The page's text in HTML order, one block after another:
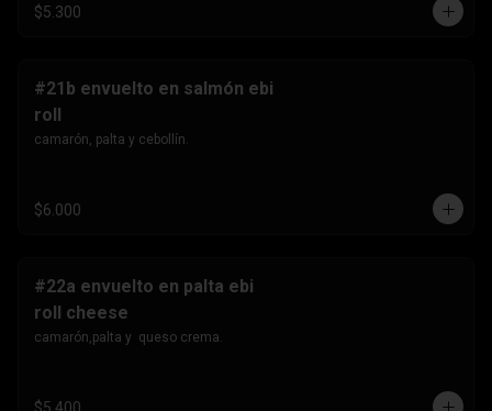
$5.300
#21b envuelto en salmón ebi
roll
camarón, palta y cebollín.
$6.000
#22a envuelto en palta ebi
roll cheese
camarón,palta y  queso crema.